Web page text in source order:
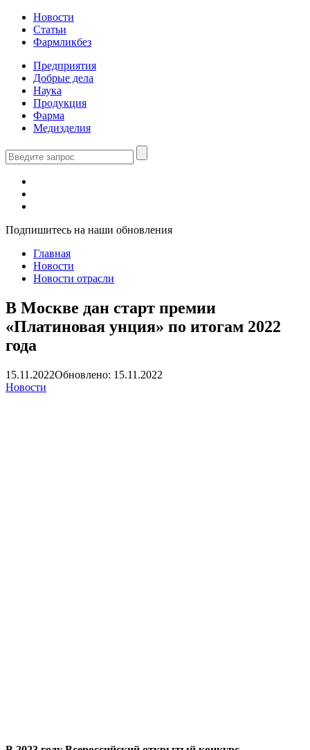
Новости
Статьи
Фармликбез
Предприятия
Добрые дела
Наука
Продукция
Фарма
Медизделия
Подпишитесь на наши обновления
Главная
Новости
Новости отрасли
В Москве дан старт премии
«Платиновая унция» по итогам 2022
года
15.11.2022Обновлено: 15.11.2022
Новости